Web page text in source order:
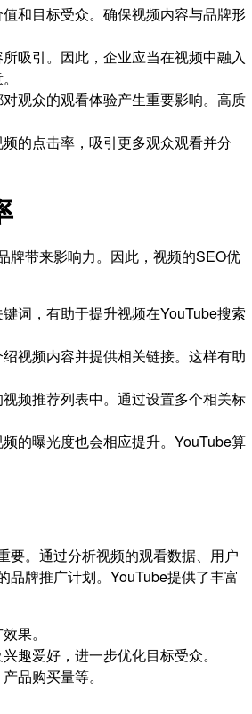
和目标受众。确保视频内容与品牌形
吸引。因此，企业应当在视频中融入
观众的观看体验产生重要影响。高质
的点击率，吸引更多观众观看并分
牌带来影响力。因此，视频的SEO优
词，有助于提升视频在YouTube搜索
视频内容并提供相关链接。这样有助
频推荐列表中。通过设置多个相关标
的曝光度也会相应提升。YouTube算
要。通过分析视频的观看数据、用户
品牌推广计划。YouTube提供了丰富
果。
趣爱好，进一步优化目标受众。
品购买量等。